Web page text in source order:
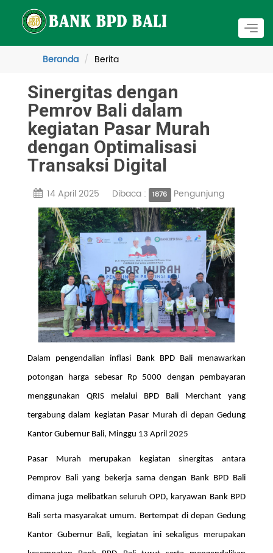
Beranda
Berita
Sinergitas dengan
Pemrov Bali dalam
kegiatan Pasar Murah
dengan Optimalisasi
Transaksi Digital
14 April 2025 Dibaca : 1876 Pengunjung
Dalam pengendalian inflasi Bank BPD Bali menawarkan
potongan harga sebesar Rp 5000 dengan pembayaran
menggunakan QRIS melalui BPD Bali Merchant yang
tergabung dalam kegiatan Pasar Murah di depan Gedung
Kantor Gubernur Bali, Minggu 13 April 2025
Pasar Murah merupakan kegiatan sinergitas antara
Pemprov Bali yang bekerja sama dengan Bank BPD Bali
dimana juga melibatkan seluruh OPD, karyawan Bank BPD
Bali serta masyarakat umum. Bertempat di depan Gedung
Kantor Gubernur Bali, kegiatan ini sekaligus merupakan